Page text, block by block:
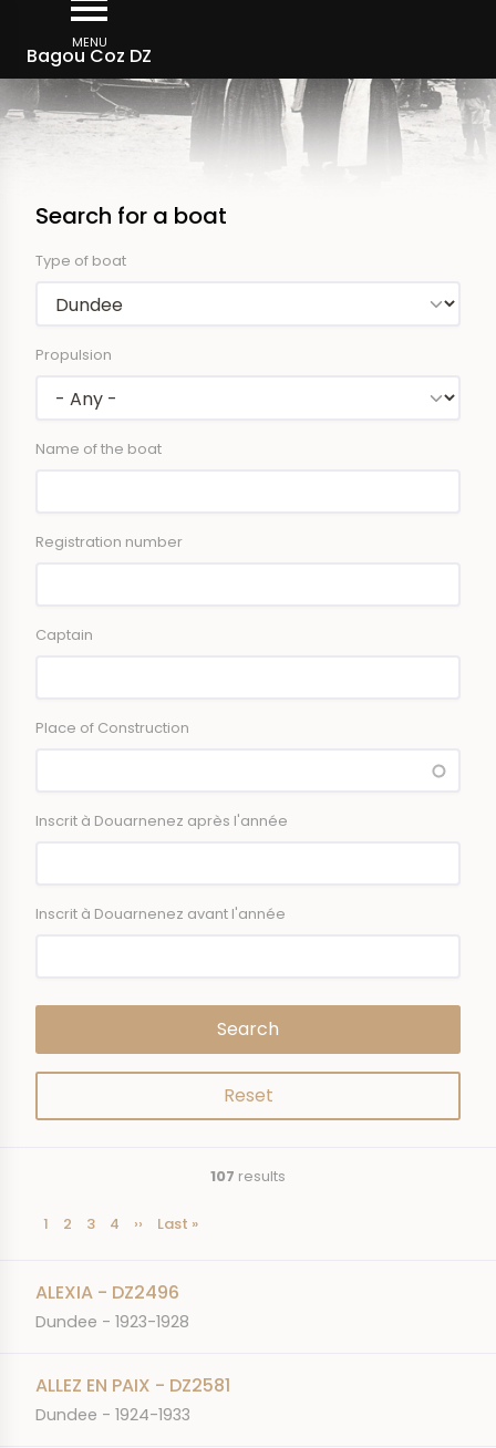
main
content
MENU
Bagou Coz DZ
Search for a boat
Type of boat
Propulsion
Name of the boat
Registration number
Captain
Place of Construction
Inscrit à Douarnenez après l'année
Inscrit à Douarnenez avant l'année
107 results
Pagination
Current
1 Page
2 Page
3 Page
4
Next
››
Last
Last »
ALEXIA - DZ2496
Dundee - 1923-1928
ALLEZ EN PAIX - DZ2581
Dundee - 1924-1933